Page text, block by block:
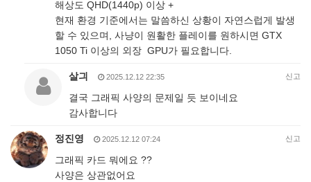
해상도 QHD(1440p) 이상 +
현재 환경 기준에서는 말씀하신 상황이 자연스럽게 발생
할 수 있으며, 사냥이 원활한 플레이를 원하시면 GTX
1050 Ti 이상의 외장 GPU가 필요합니다.
살긔 2025.12.12 22:35 신고
결국 그래픽 사양의 문제일 듯 보이네요
감사합니다
정진영 2025.12.12 07:24 신고
그래픽 카드 뭐에요 ??
사양은 상관없어요